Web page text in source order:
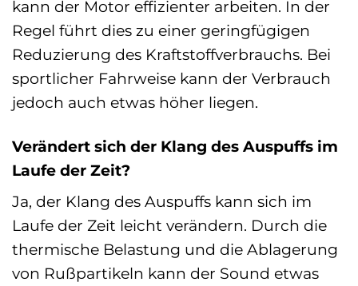
kann der Motor effizienter arbeiten. In der
Regel führt dies zu einer geringfügigen
Reduzierung des Kraftstoffverbrauchs. Bei
sportlicher Fahrweise kann der Verbrauch
jedoch auch etwas höher liegen.
Verändert sich der Klang des Auspuffs im
Laufe der Zeit?
Ja, der Klang des Auspuffs kann sich im
Laufe der Zeit leicht verändern. Durch die
thermische Belastung und die Ablagerung
von Rußpartikeln kann der Sound etwas